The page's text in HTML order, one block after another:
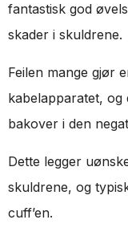
fantastisk god
skader i skuldrene.
Feilen mange gjør
kabelapparatet,
bakover i den
Dette legger
skuldrene, og
cuff’en.